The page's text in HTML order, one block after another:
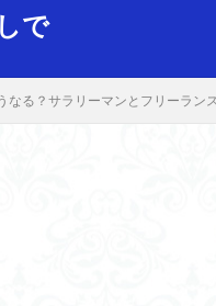
で
なる？サラリーマンとフリーラン